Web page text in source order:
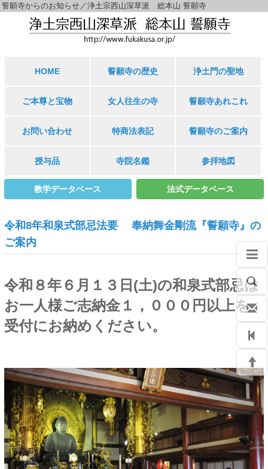
誓願寺からのお知らせ／浄土宗西山深草派 総本山 誓願寺
HOME 誓願寺の歴史 浄土門の聖地
ご本尊と宝物 女人往生の寺 誓願寺あれこれ
お問い合わせ 特商法表記 誓願寺のご案内
授与品 寺院名鑑 参拝地図
教学データベース 法式データベース
令和8年和泉式部忌法要 奉納舞金剛流『誓願寺』の
ご案内
令和８年６月１３日(土)の和泉式部忌は
お一人様ご志納金１，０００円以上を
受付にお納めください。